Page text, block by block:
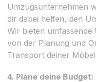
Umzugsunternehmen
dir dabei helfen, den
Wir bieten umfassende
von der Planung und
Transport deiner
4. Plane deine Budget: